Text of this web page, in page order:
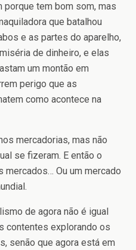
tem bom som, mas
que batalhou
e as partes do aparelho,
de dinheiro, e elas
um montão em
perigo que as
como acontece na
mercadorias, mas não
se fizeram. E então o
Ou um mercado
de agora não é igual
contentes explorando os
senão que agora está em